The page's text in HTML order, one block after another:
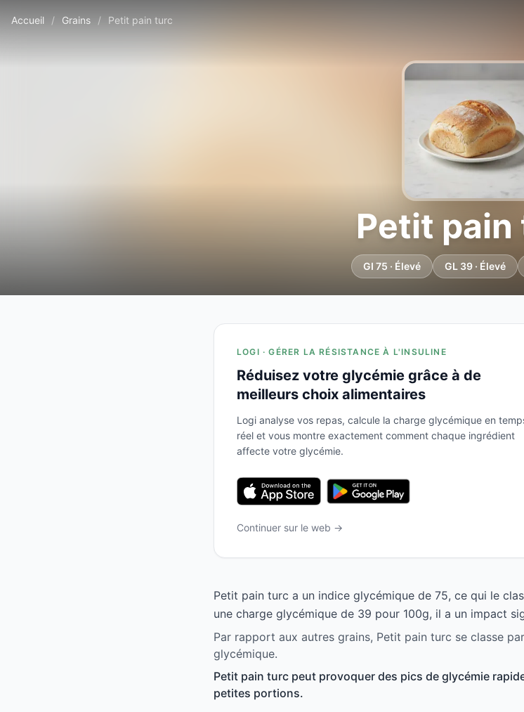
Accueil / Grains / Petit pain turc
Petit pain
GI 75 · Élevé GL 39 · Élevé
LOGI · GÉRER LA RÉSISTANCE À L'INSULINE
Réduisez votre glycémie grâce à de
meilleurs choix alimentaires
Logi analyse vos repas, calcule la charge glycémique en
réel et vous montre exactement comment chaque ingrédient
affecte votre glycémie.
Continuer sur le web →
Petit pain turc a un indice glycémique de 75, ce qui le
une charge glycémique de 39 pour 100g, il a un impact
Par rapport aux autres grains, Petit pain turc se classe
glycémique.
Petit pain turc peut provoquer des pics de glycémie
petites portions.